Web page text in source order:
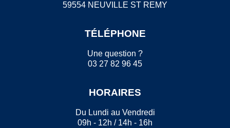
59554 NEUVILLE ST REMY
TÉLÉPHONE
Une question ?
03 27 82 96 45
HORAIRES
Du Lundi au Vendredi
09h - 12h / 14h - 16h